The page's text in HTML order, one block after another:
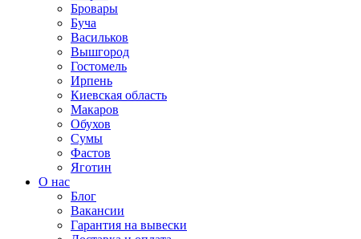
Бровары
Буча
Васильков
Вышгород
Гостомель
Ирпень
Киевская область
Макаров
Обухов
Сумы
Фастов
Яготин
О нас
Блог
Вакансии
Гарантия на вывески